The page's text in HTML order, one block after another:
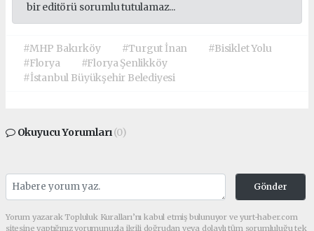
bir editörü sorumlu tutulamaz...
#MHP Bakırköy #Turgut İnan
#Bisiklet Yolu
#Florya
#Florya Şenlikköy
#İstanbul Büyükşehir Belediyesi
Okuyucu Yorumları(0)
Gönder
Yorum yazarak Topluluk Kuralları’nı kabul etmiş bulunuyor ve yurt-haber.com
sitesine yaptığınız yorumunuzla ilgili doğrudan veya dolaylı tüm sorumluluğu tek